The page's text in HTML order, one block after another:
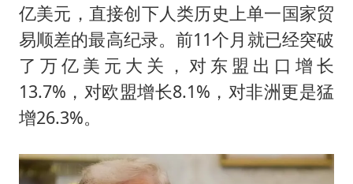
亿美元，直接创下人类历史上单一国家贸
易顺差的最高纪录。前11个月就已经突破
了万亿美元大关，对东盟出口增长
13.7%，对欧盟增长8.1%，对非洲更是猛
增26.3%。